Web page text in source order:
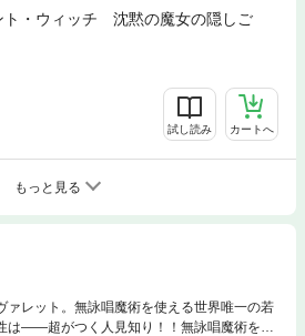
ト・ウィッチ 沈黙の魔女の隠しご
試し読み カートへ
もっと見る
ァレット。無詠唱魔術を使える世界唯一の若
――超がつく人見知り！！無詠唱魔術を練